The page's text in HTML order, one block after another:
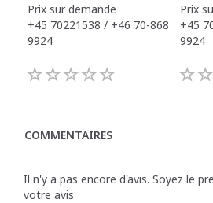
Prix sur demande
+45 70221538 / +46 70-868
9924
Prix
+45
9924
COMMENTAIRES
Il n'y a pas encore d'avis. Soyez le
votre avis